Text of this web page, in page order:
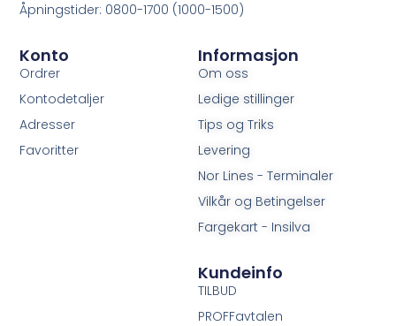
Informasjon
Om oss
Ledige stillinger
Tips og Triks
Levering
Nor Lines - Terminaler
Vilkår og Betingelser
Fargekart - Insilva
Konto
Ordrer
Kontodetaljer
Adresser
Favoritter
Kundeinfo
TILBUD
PROFFavtalen
Åpningstider: 0800-1700 (1000-1500)